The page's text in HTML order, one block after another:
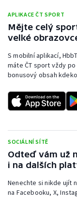
Triatlon
Veslování
Vodní slalom
Volejbal
Ostatní
APLIKACE ČT SPORT
Mějte celý
velké
S mobilní aplikací,
máte ČT sport vždy
bonusový obsah
SOCIÁLNÍ SÍTĚ
Odteď vám už
i na dalších
Nenechte si nikde ujít
na Facebooku, X,